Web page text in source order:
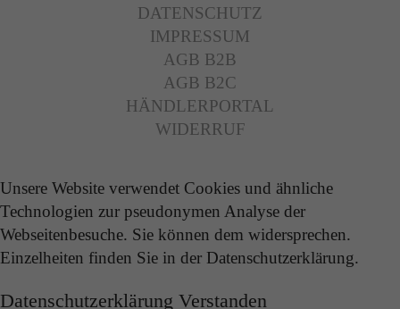
DATENSCHUTZ
IMPRESSUM
AGB B2B
AGB B2C
HÄNDLERPORTAL
WIDERRUF
Unsere Website verwendet Cookies und ähnliche
Technologien zur pseudonymen Analyse der
Webseitenbesuche. Sie können dem widersprechen.
Einzelheiten finden Sie in der Datenschutzerklärung.
Datenschutzerklärung Verstanden